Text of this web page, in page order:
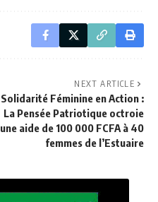
NEXT ARTICLE
Solidarité Féminine en Action :
La Pensée Patriotique octroie
une aide de 100 000 FCFA à 40
femmes de l’Estuaire